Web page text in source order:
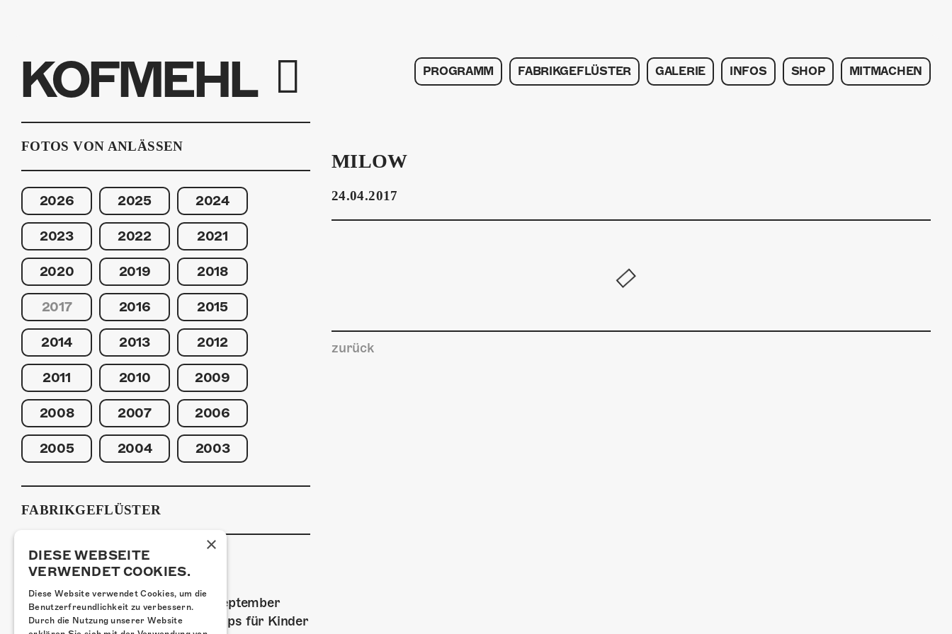
KOFMEHL PROGRAMM FABRIKGEFLÜSTER GALERIE INFOS SHOP MITMACHEN
MILOW
24.04.2017
zurück
FOTOS VON ANLÄSSEN
2026 2025 2024
2023 2022 2021
2020 2019 2018
2017 2016 2015
2014 2013 2012
2011 2010 2009
2008 2007 2006
2005 2004 2003
FABRIKGEFLÜSTER
Spray dein eigenes Graffiti! Im September
führen wir zwei Graffiti-Workshops für Kinder
×
DIESE WEBSEITE
VERWENDET COOKIES.
Diese Website verwendet Cookies, um die
Benutzerfreundlichkeit zu verbessern.
Durch die Nutzung unserer Website